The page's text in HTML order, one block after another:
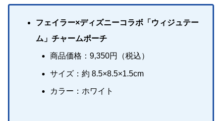
フェイラー×ディズニーコラボ「ウィジュテー
ム」チャームポーチ
商品価格：9,350円（税込）
サイズ：約 8.5×8.5×1.5cm
カラー：ホワイト